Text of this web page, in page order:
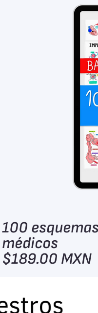
100 esquemas
médicos
$189.00 MXN